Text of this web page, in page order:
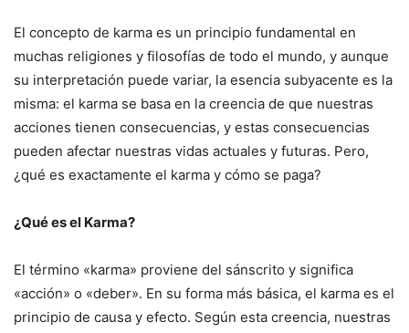
El concepto de karma es un principio fundamental en
muchas religiones y filosofías de todo el mundo, y aunque
su interpretación puede variar, la esencia subyacente es la
misma: el karma se basa en la creencia de que nuestras
acciones tienen consecuencias, y estas consecuencias
pueden afectar nuestras vidas actuales y futuras. Pero,
¿qué es exactamente el karma y cómo se paga?
¿Qué es el Karma?
El término «karma» proviene del sánscrito y significa
«acción» o «deber». En su forma más básica, el karma es el
principio de causa y efecto. Según esta creencia, nuestras